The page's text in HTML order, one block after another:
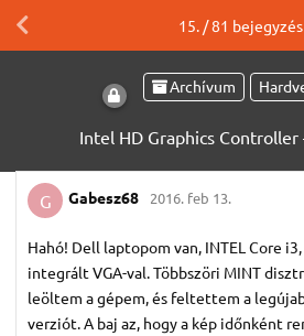
Archívum
Intel HD Graphics Controller
15. /81 bejegyzés
G Gabesz68 2016. feb 13.
Hahó! Dell laptopom van, INTEL Core
integrált VGA-val. Többszöri MINT
leöltem a gépem, és feltettem a
verziót. A baj az, hogy a kép időnként